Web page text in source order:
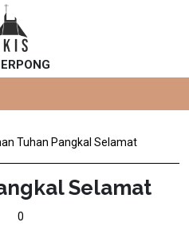
Tuhan Pangkal Selamat
Selamat
0